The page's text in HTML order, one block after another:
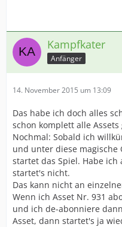
Kampfkater
Anfänger
14. November 2015 um 13:09
Das habe ich doch alles
schon komplett alle
Nochmal: Sobald ich
und unter diese magische
startet das Spiel. Habe
startet's nicht.
Das kann nicht an
Wenn ich Asset Nr. 931
und ich de-abonniere
Asset, dann startet's ja